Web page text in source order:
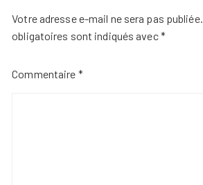
Votre adresse e-mail ne sera pas publiée.
obligatoires sont indiqués avec*
Commentaire *